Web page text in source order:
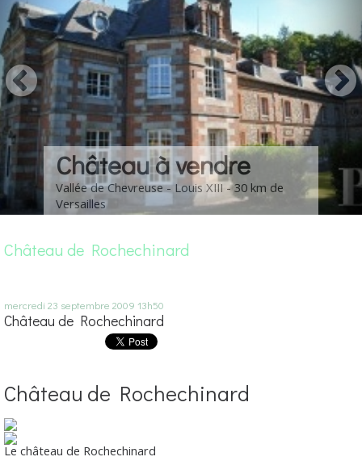
Château à vendre
Vallée de Chevreuse - Louis XIII - 30 km de
Versailles
Château de Rochechinard
mercredi 23 septembre 2009 13h50
Château de Rochechinard
Château de Rochechinard
Le château de Rochechinard